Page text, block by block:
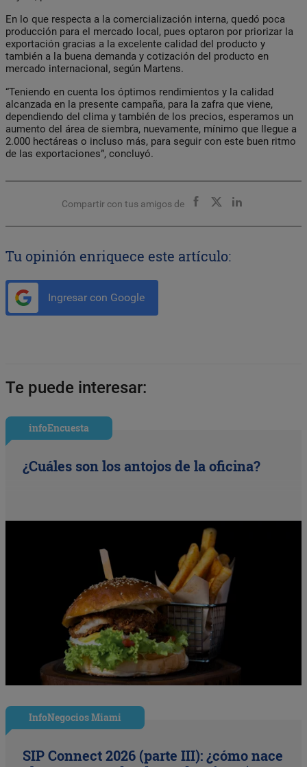
En lo que respecta a la comercialización interna, quedó poca
producción para el mercado local, pues optaron por priorizar la
exportación gracias a la excelente calidad del producto y
también a la buena demanda y cotización del producto en
mercado internacional, según Martens.
“Teniendo en cuenta los óptimos rendimientos y la calidad
alcanzada en la presente campaña, para la zafra que viene,
dependiendo del clima y también de los precios, esperamos un
aumento del área de siembra, nuevamente, mínimo que llegue a
2.000 hectáreas o incluso más, para seguir con este buen ritmo
de las exportaciones”, concluyó.
Compartir con tus amigos de
Tu opinión enriquece este artículo:
Ingresar con Google
Te puede interesar:
infoEncuesta
¿Cuáles son los antojos de la oficina?
InfoNegocios Miami
SIP Connect 2026 (parte III): ¿cómo nace